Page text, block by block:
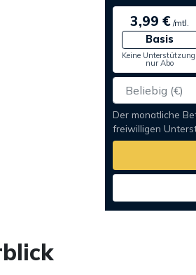
3,99 € /mtl.
Basis
Keine Unterstützung,
nur Abo
Der monatliche
freiwilligen